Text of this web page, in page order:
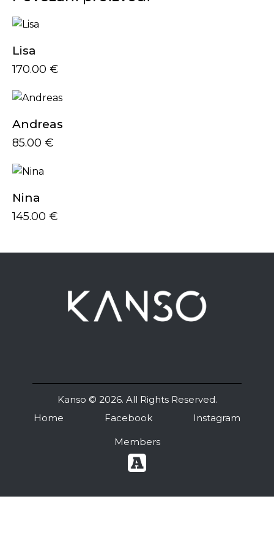
Lisa
170.00 €
Andreas
85.00 €
Nina
145.00 €
Kanso © 2026. All Rights Reserved.
Home
Facebook Instagram
Members